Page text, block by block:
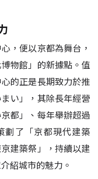
，便以京都為舞台，
物館」的新據點。值
的正是長期致力於推
い」，其除長年經營
都」、每年舉辦超過
劃了「京都現代建築
建築祭」，持續以建
紹城市的魅力。